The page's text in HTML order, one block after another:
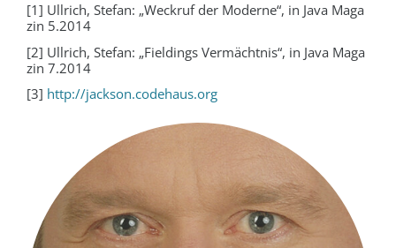
[1] Ullrich, Stefan: „Weckruf der Moderne“, in Java Maga
zin 5.2014
[2] Ullrich, Stefan: „Fieldings Vermächtnis“, in Java Maga
zin 7.2014
[3] http://jackson.codehaus.org